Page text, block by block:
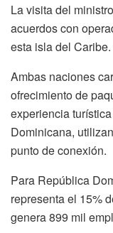
La visita del
acuerdos con
esta isla del Caribe.
Ambas naciones
ofrecimiento de
experiencia
Dominicana,
punto de conexión.
Para República
representa el 15%
genera 899 mil